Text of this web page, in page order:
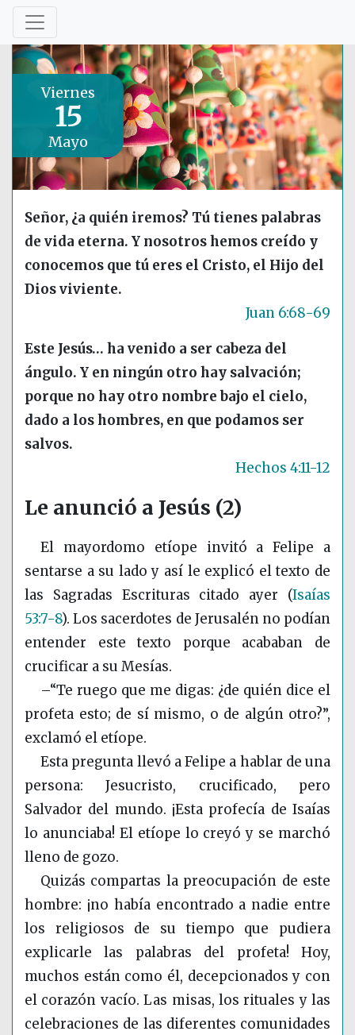
Viernes
15
Mayo
Señor, ¿a quién iremos? Tú tienes palabras
de vida eterna. Y nosotros hemos creído y
conocemos que tú eres el Cristo, el Hijo del
Dios viviente.
Juan 6:68-69
Este Jesús… ha venido a ser cabeza del
ángulo. Y en ningún otro hay salvación;
porque no hay otro nombre bajo el cielo,
dado a los hombres, en que podamos ser
salvos.
Hechos 4:11-12
Le anunció a Jesús (2)
El mayordomo etíope invitó a Felipe a
sentarse a su lado y así le explicó el texto de
las Sagradas Escrituras citado ayer (Isaías
53:7-8). Los sacerdotes de Jerusalén no podían
entender este texto porque acababan de
crucificar a su Mesías.
–“Te ruego que me digas: ¿de quién dice el
profeta esto; de sí mismo, o de algún otro?”,
exclamó el etíope.
Esta pregunta llevó a Felipe a hablar de una
persona: Jesucristo, crucificado, pero
Salvador del mundo. ¡Esta profecía de Isaías
lo anunciaba! El etíope lo creyó y se marchó
lleno de gozo.
Quizás compartas la preocupación de este
hombre: ¡no había encontrado a nadie entre
los religiosos de su tiempo que pudiera
explicarle las palabras del profeta! Hoy,
muchos están como él, decepcionados y con
el corazón vacío. Las misas, los rituales y las
celebraciones de las diferentes comunidades